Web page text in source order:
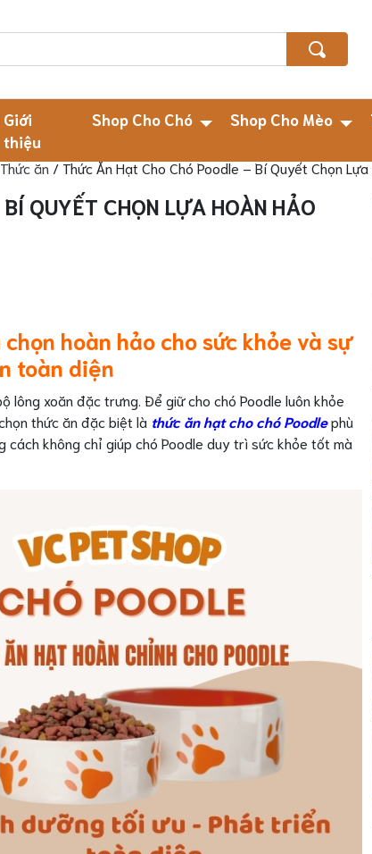
Giới
thiệu
Shop Cho Chó Shop Cho Mèo
ăn/ Thức Ăn Hạt Cho Chó Poodle – Bí Quyết Chọn
QUYẾT CHỌN LỰA HOÀN HẢO
hoàn hảo cho sức khỏe và sự
toàn diện
lông xoăn đặc trưng. Để giữ cho chó Poodle luôn khỏe
thức ăn đặc biệt là thức ăn hạt cho chó Poodlephù
không chỉ giúp chó Poodle duy trì sức khỏe tốt mà